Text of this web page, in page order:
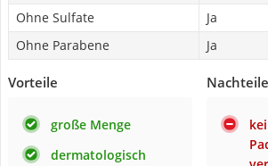
Ohne Sulfate
Ja
Ohne Parabene
Ja
Vorteile
große Menge
dermatologisch
Nachteile